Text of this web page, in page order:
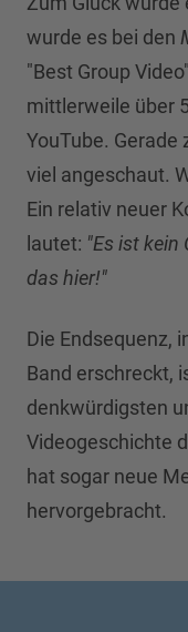
wurde es bei den
"Best Group
mittlerweile über
YouTube.
viel angeschaut.
Ein relativ neuer
lautet: "Es ist kein
das hier!"
Die Endsequenz,
Band erschreckt,
denkwürdigsten
Videogeschichte
hat sogar neue
hervorgebracht.